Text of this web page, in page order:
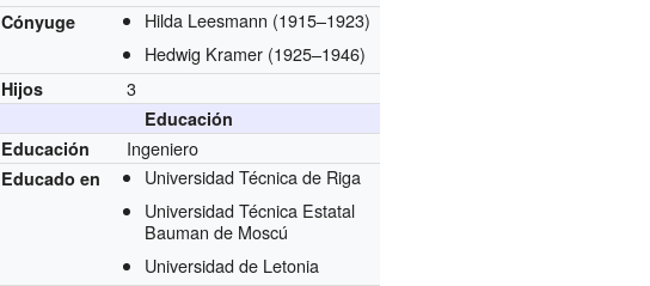
Cónyuge
Hilda Leesmann (1915–1923)
Hedwig Kramer (1925–1946)
Hijos 3
Educación
Educación
Ingeniero
Educado en
Universidad Técnica de Riga
Universidad Técnica Estatal
Bauman de Moscú
Universidad de Letonia